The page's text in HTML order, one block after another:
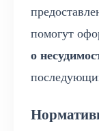
помогут
о